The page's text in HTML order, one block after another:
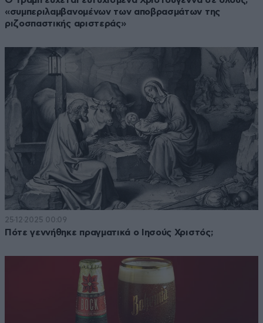
«συμπεριλαμβανομένων των αποβρασμάτων της
ριζοσπαστικής αριστεράς»
25·12·2025 00:09
Πότε γεννήθηκε πραγματικά ο Ιησούς Χριστός;